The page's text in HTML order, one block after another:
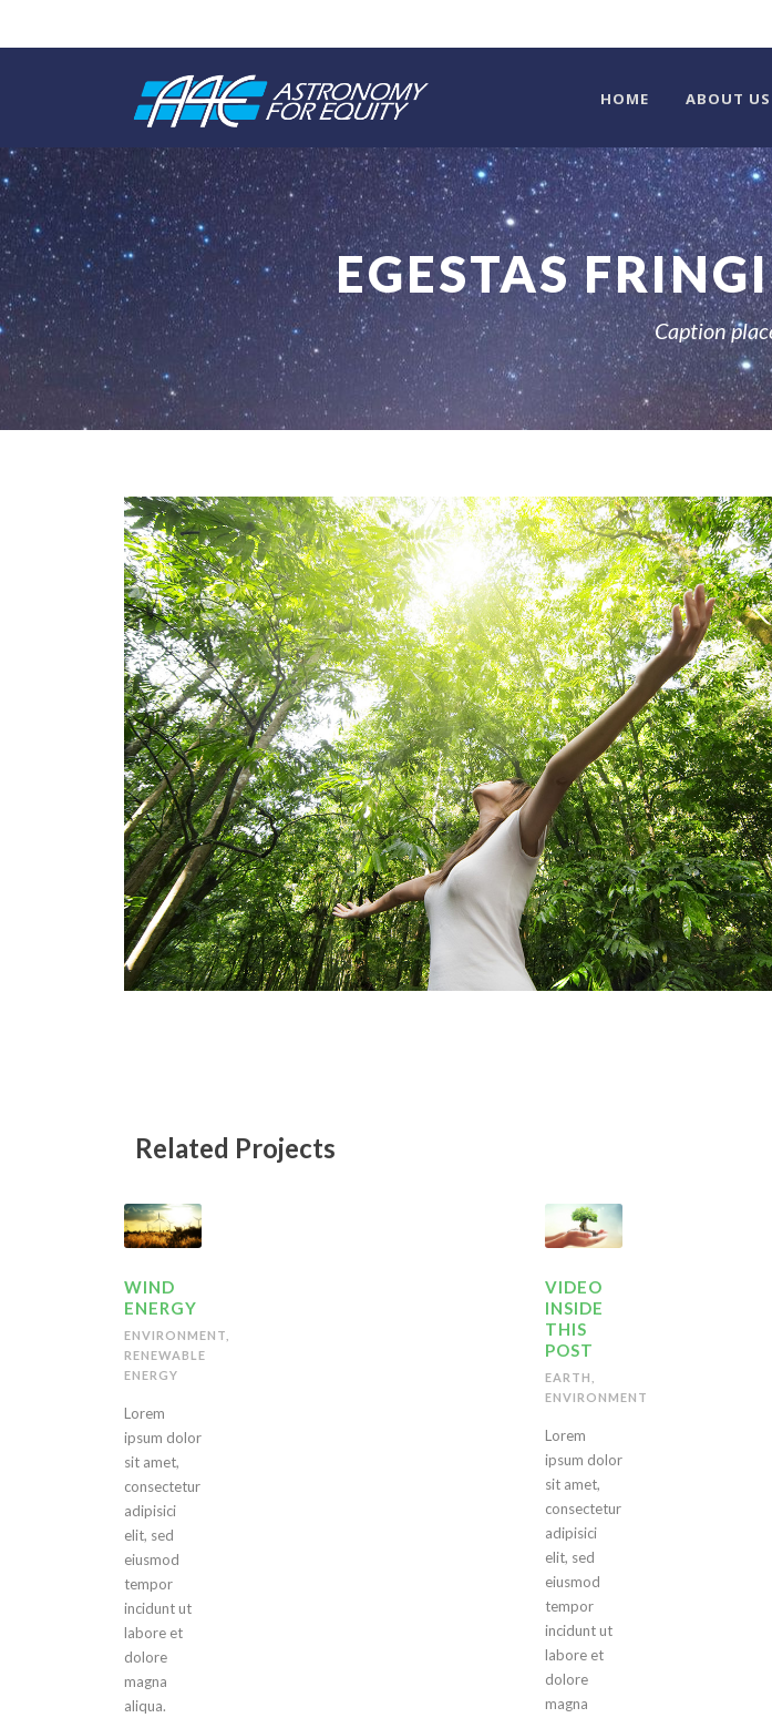
HOME ABOUT US
EGESTAS
Caption
Related Projects
WIND
ENERGY
ENVIRONMENT
RENEWABLE
ENERGY
Lorem
ipsum dolor
sit amet,
consectetur
adipisici
elit, sed
eiusmod
tempor
incidunt ut
labore et
dolore
magna
aliqua.
VIDEO
INSIDE
THIS
POST
EARTH
ENVIRONMENT
Lorem
ipsum dolor
sit amet,
consectetur
adipisici
elit, sed
eiusmod
tempor
incidunt ut
labore et
dolore
magna